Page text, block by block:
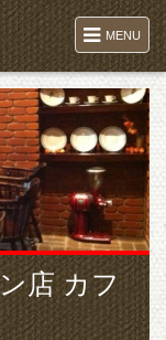
MENU
店 カフ